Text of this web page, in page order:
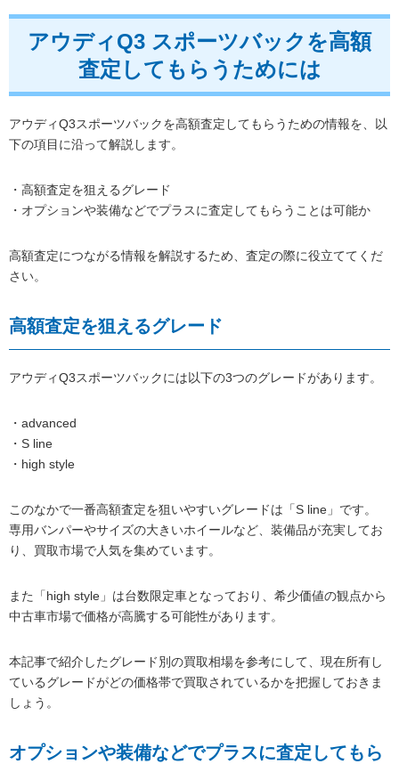
アウディQ3 スポーツバックを高額
査定してもらうためには
アウディQ3スポーツバックを高額査定してもらうための情報を、以
下の項目に沿って解説します。
・高額査定を狙えるグレード
・オプションや装備などでプラスに査定してもらうことは可能か
高額査定につながる情報を解説するため、査定の際に役立ててくだ
さい。
高額査定を狙えるグレード
アウディQ3スポーツバックには以下の3つのグレードがあります。
・advanced
・S line
・high style
このなかで一番高額査定を狙いやすいグレードは「S line」です。
専用バンパーやサイズの大きいホイールなど、装備品が充実してお
り、買取市場で人気を集めています。
また「high style」は台数限定車となっており、希少価値の観点から
中古車市場で価格が高騰する可能性があります。
本記事で紹介したグレード別の買取相場を参考にして、現在所有し
ているグレードがどの価格帯で買取されているかを把握しておきま
しょう。
オプションや装備などでプラスに査定してもら